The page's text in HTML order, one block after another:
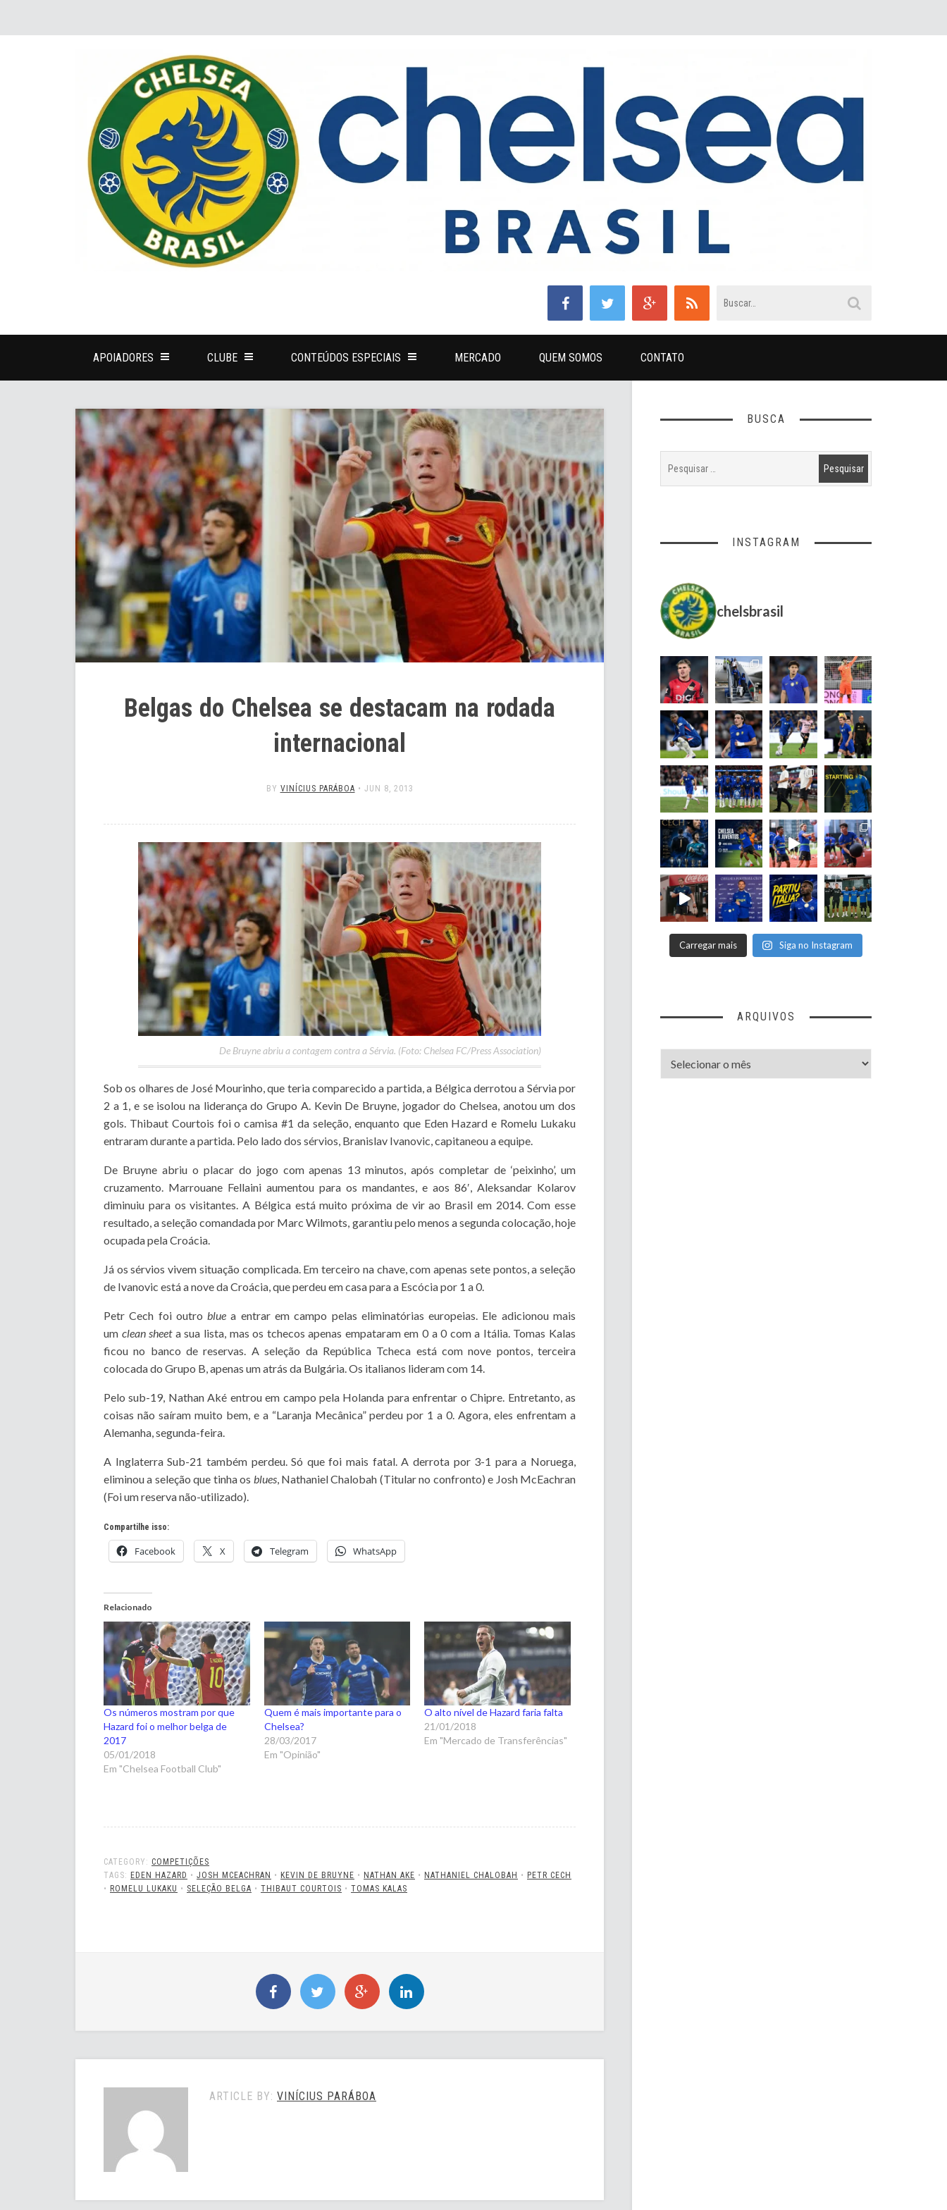
APOIADORES CLUBE CONTEÚDOS ESPECIAIS MERCADO QUEM SOMOS CONTATO
Belgas do Chelsea se destacam na rodada
internacional
BY VINÍCIUS PARÁBOA • JUN 8, 2013
De Bruyne abriu a contagem contra a Sérvia. (Foto: Chelsea FC/Press Association)
Sob os olhares de José Mourinho, que teria comparecido a partida, a Bélgica derrotou a Sérvia por
2 a 1, e se isolou na liderança do Grupo A. Kevin De Bruyne, jogador do Chelsea, anotou um dos
gols. Thibaut Courtois foi o camisa #1 da seleção, enquanto que Eden Hazard e Romelu Lukaku
entraram durante a partida. Pelo lado dos sérvios, Branislav Ivanovic, capitaneou a equipe.
De Bruyne abriu o placar do jogo com apenas 13 minutos, após completar de ‘peixinho’, um
cruzamento. Marrouane Fellaini aumentou para os mandantes, e aos 86′, Aleksandar Kolarov
diminuiu para os visitantes. A Bélgica está muito próxima de vir ao Brasil em 2014. Com esse
resultado, a seleção comandada por Marc Wilmots, garantiu pelo menos a segunda colocação, hoje
ocupada pela Croácia.
Já os sérvios vivem situação complicada. Em terceiro na chave, com apenas sete pontos, a seleção
de Ivanovic está a nove da Croácia, que perdeu em casa para a Escócia por 1 a 0.
Petr Cech foi outrobluea entrar em campo pelas eliminatórias europeias. Ele adicionou mais
um clean sheet a sua lista, mas os tchecos apenas empataram em 0 a 0 com a Itália. Tomas Kalas
ficou no banco de reservas. A seleção da República Tcheca está com nove pontos, terceira
colocada do Grupo B, apenas um atrás da Bulgária. Os italianos lideram com 14.
Pelo sub-19, Nathan Aké entrou em campo pela Holanda para enfrentar o Chipre. Entretanto, as
coisas não saíram muito bem, e a “Laranja Mecânica” perdeu por 1 a 0. Agora, eles enfrentam a
Alemanha, segunda-feira.
A Inglaterra Sub-21 também perdeu. Só que foi mais fatal. A derrota por 3-1 para a Noruega,
eliminou a seleção que tinha os blues, Nathaniel Chalobah (Titular no confronto) e Josh McEachran
(Foi um reserva não-utilizado).
Compartilhe isso:
Facebook X Telegram WhatsApp
Relacionado
Os números mostram por que
Hazard foi o melhor belga de
2017
05/01/2018
Em "Chelsea Football Club"
Quem é mais importante para o
Chelsea?
28/03/2017
Em "Opinião"
O alto nível de Hazard faria falta
21/01/2018
Em "Mercado de Transferências"
CATEGORY: COMPETIÇÕES
TAGS: EDEN HAZARD • JOSH MCEACHRAN • KEVIN DE BRUYNE • NATHAN AKE • NATHANIEL CHALOBAH • PETR CECH
• ROMELU LUKAKU • SELEÇÃO BELGA • THIBAUT COURTOIS • TOMAS KALAS
ARTICLE BY: VINÍCIUS PARÁBOA
BUSCA
INSTAGRAM
chelsbrasil
Carregar mais Siga no Instagram
ARQUIVOS